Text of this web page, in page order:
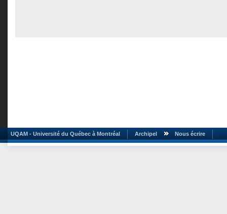
UQAM - Université du Québec à Montréal Archipel Nous écrire